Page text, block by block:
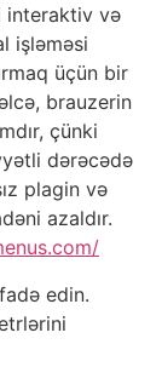
interaktiv və
işləməsi
üçün bir
brauzerin
çünki
dərəcədə
plagin və
azaldır.
edin.